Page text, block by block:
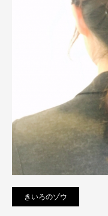
きいろのゾウ